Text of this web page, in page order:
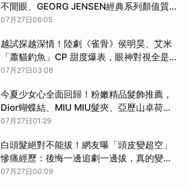
不開眼、GEORG JENSEN經典系列顏值質
感雙滿分
07月27日06:05
越試探越深情！陸劇《雀骨》侯明昊、艾米
「蕭貓釣魚」CP 甜度爆表，眼神對視全是
克制不住的偏愛
07月27日03:06
今夏少女心全面回歸！粉嫩精品髮飾推薦，
Dior蝴蝶結、MIU MIU髮夾、亞歷山卓荷葉
髮束美到想全包
07月27日01:29
白頭髮絕對不能拔！網友曝「頭皮變超空」
慘痛經歷：後悔一邊追劇一邊拔，真的變禿
了
07月27日00:09